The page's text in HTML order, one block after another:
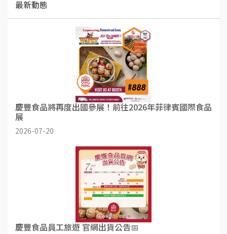
最新動態
慶豐食品將再度出國參展！前往2026年菲律賓國際食品
展
2026-07-20
慶豐食品員工旅遊 官網出貨公告📅